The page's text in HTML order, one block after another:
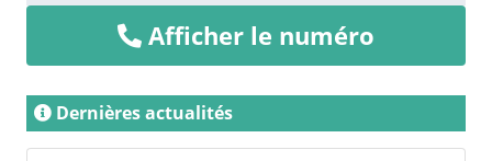
Afficher le numéro
Dernières actualités